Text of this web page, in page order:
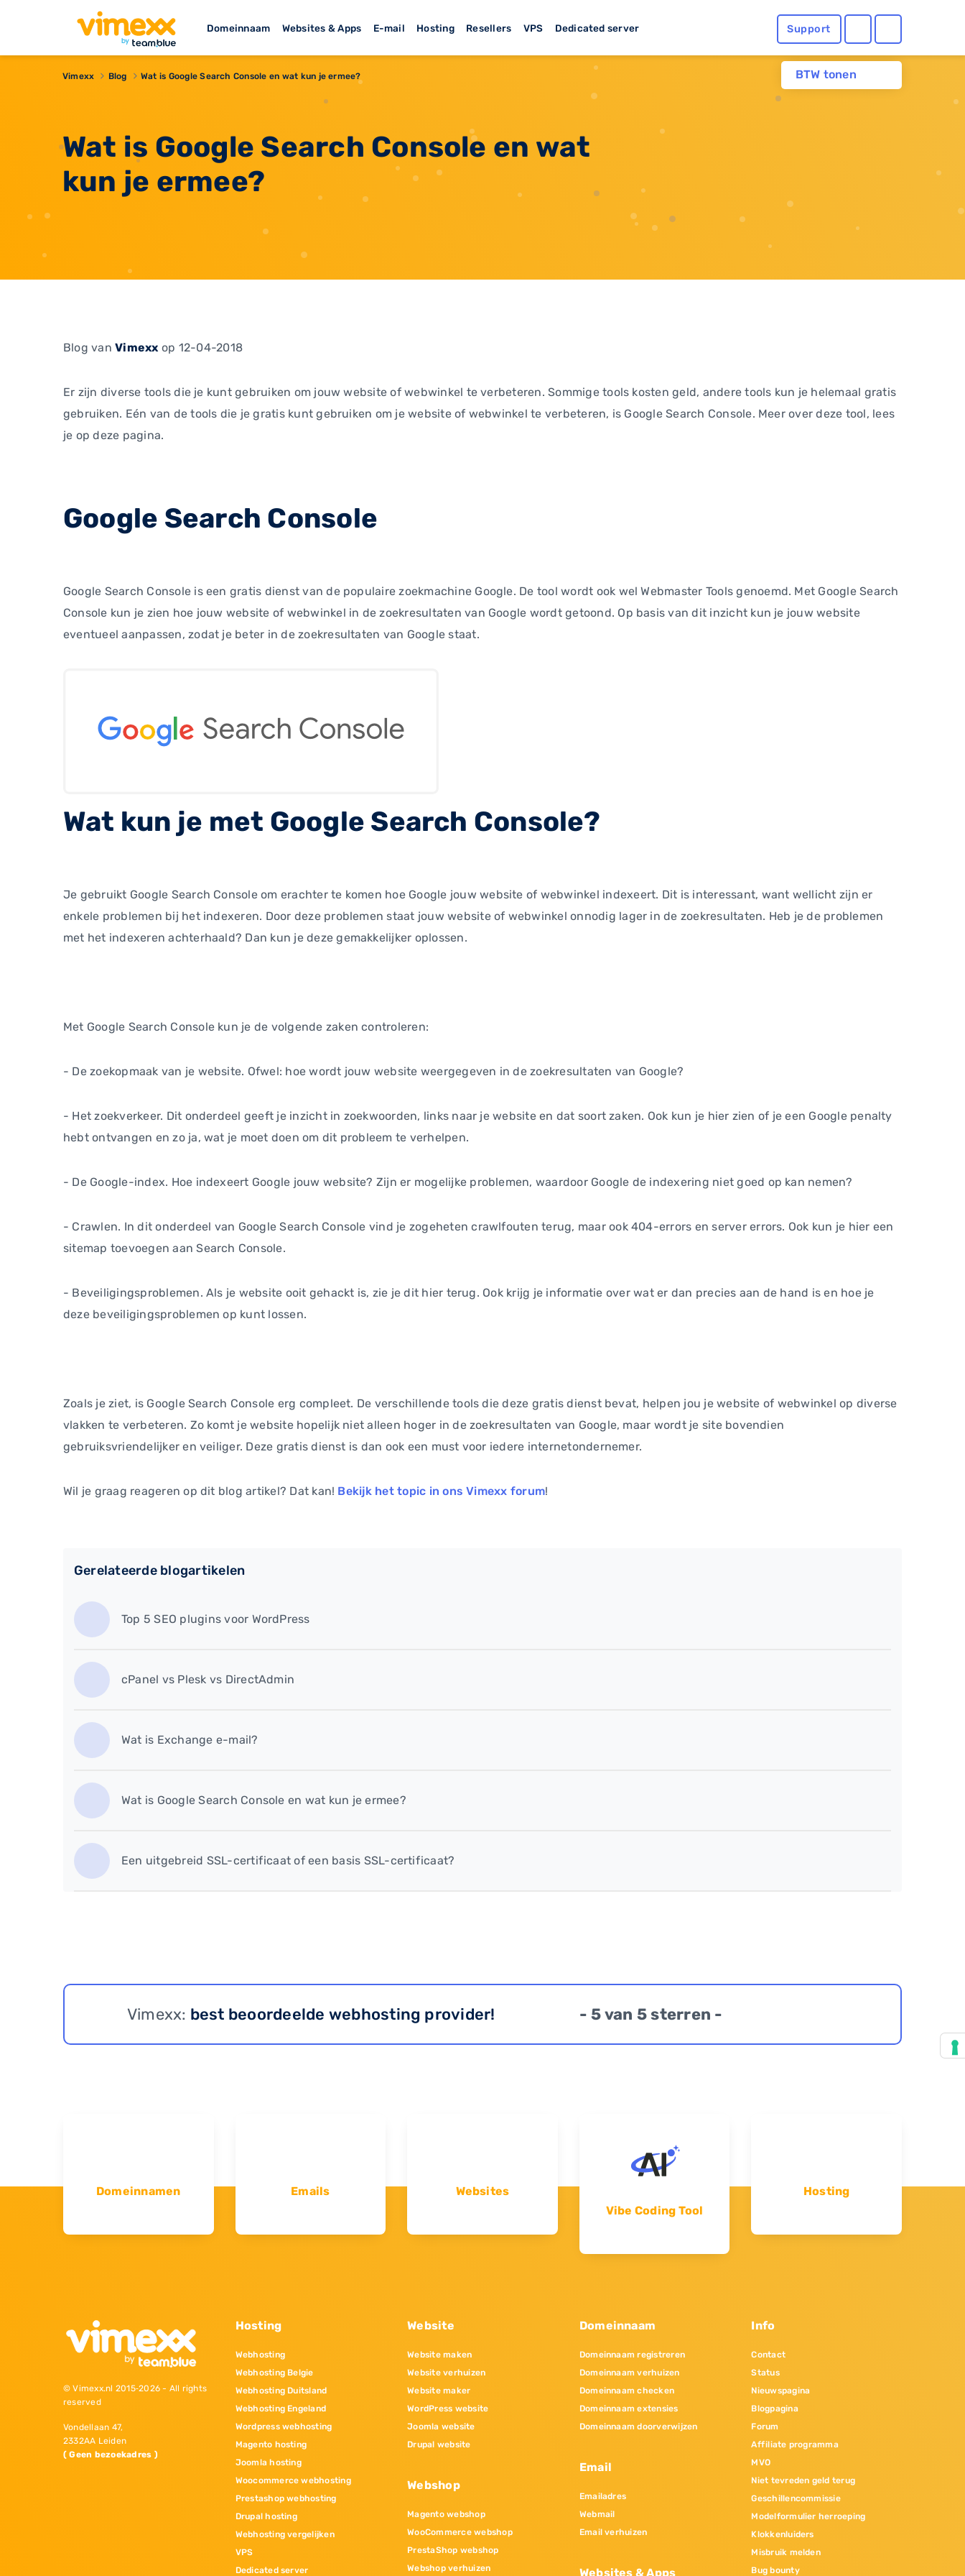
Domeinnaam Websites & Apps E-mail Hosting Resellers VPS Dedicated server Support
BTW tonen
Vimexx Blog Wat is Google Search Console en wat kun je ermee?
Wat is Google Search Console en wat
kun je ermee?
Blog vanVimexx op 12-04-2018
Er zijn diverse tools die je kunt gebruiken om jouw website of webwinkel te verbeteren. Sommige tools kosten geld, andere tools kun je helemaal gratis
gebruiken. Eén van de tools die je gratis kunt gebruiken om je website of webwinkel te verbeteren, is Google Search Console. Meer over deze tool, lees
je op deze pagina.
Google Search Console
Google Search Console is een gratis dienst van de populaire zoekmachine Google. De tool wordt ook wel Webmaster Tools genoemd. Met Google Search
Console kun je zien hoe jouw website of webwinkel in de zoekresultaten van Google wordt getoond. Op basis van dit inzicht kun je jouw website
eventueel aanpassen, zodat je beter in de zoekresultaten van Google staat.
Wat kun je met Google Search Console?
Je gebruikt Google Search Console om erachter te komen hoe Google jouw website of webwinkel indexeert. Dit is interessant, want wellicht zijn er
enkele problemen bij het indexeren. Door deze problemen staat jouw website of webwinkel onnodig lager in de zoekresultaten. Heb je de problemen
met het indexeren achterhaald? Dan kun je deze gemakkelijker oplossen.
Met Google Search Console kun je de volgende zaken controleren:
- De zoekopmaak van je website. Ofwel: hoe wordt jouw website weergegeven in de zoekresultaten van Google?
- Het zoekverkeer. Dit onderdeel geeft je inzicht in zoekwoorden, links naar je website en dat soort zaken. Ook kun je hier zien of je een Google penalty
hebt ontvangen en zo ja, wat je moet doen om dit probleem te verhelpen.
- De Google-index. Hoe indexeert Google jouw website? Zijn er mogelijke problemen, waardoor Google de indexering niet goed op kan nemen?
- Crawlen. In dit onderdeel van Google Search Console vind je zogeheten crawlfouten terug, maar ook 404-errors en server errors. Ook kun je hier een
sitemap toevoegen aan Search Console.
- Beveiligingsproblemen. Als je website ooit gehackt is, zie je dit hier terug. Ook krijg je informatie over wat er dan precies aan de hand is en hoe je
deze beveiligingsproblemen op kunt lossen.
Zoals je ziet, is Google Search Console erg compleet. De verschillende tools die deze gratis dienst bevat, helpen jou je website of webwinkel op diverse
vlakken te verbeteren. Zo komt je website hopelijk niet alleen hoger in de zoekresultaten van Google, maar wordt je site bovendien
gebruiksvriendelijker en veiliger. Deze gratis dienst is dan ook een must voor iedere internetondernemer.
Wil je graag reageren op dit blog artikel? Dat kan! Bekijk het topic in ons Vimexx forum!
Gerelateerde blogartikelen
Top 5 SEO plugins voor WordPress
cPanel vs Plesk vs DirectAdmin
Wat is Exchange e-mail?
Wat is Google Search Console en wat kun je ermee?
Een uitgebreid SSL-certificaat of een basis SSL-certificaat?
Vimexx: best beoordeelde webhosting provider! - 5 van 5 sterren -
Domeinnamen Emails
Websites
Vibe Coding Tool
Hosting
© Vimexx.nl 2015‐2026 - All rights
reserved
Vondellaan 47,
2332AA Leiden
( Geen bezoekadres )
Hosting
Webhosting
Webhosting Belgie
Webhosting Duitsland
Webhosting Engeland
Wordpress webhosting
Magento hosting
Joomla hosting
Woocommerce webhosting
Prestashop webhosting
Drupal hosting
Webhosting vergelijken
VPS
Dedicated server
Website
Website maken
Website verhuizen
Website maker
WordPress website
Joomla website
Drupal website
Webshop
Magento webshop
WooCommerce webshop
PrestaShop webshop
Webshop verhuizen
Domeinnaam
Domeinnaam registreren
Domeinnaam verhuizen
Domeinnaam checken
Domeinnaam extensies
Domeinnaam doorverwijzen
Email
Emailadres
Webmail
Email verhuizen
Websites & Apps
Info
Contact
Status
Nieuwspagina
Blogpagina
Forum
Affiliate programma
MVO
Niet tevreden geld terug
Geschillencommissie
Modelformulier herroeping
Klokkenluiders
Misbruik melden
Bug bounty